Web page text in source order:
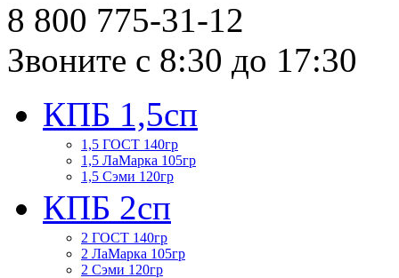
8 800 775-31-12
Звоните с 8:30 до 17:30
КПБ 1,5сп
1,5 ГОСТ 140гр
1,5 ЛаМарка 105гр
1,5 Сэми 120гр
КПБ 2сп
2 ГОСТ 140гр
2 ЛаМарка 105гр
2 Сэми 120гр